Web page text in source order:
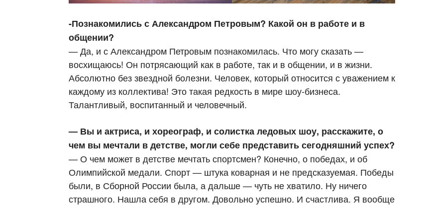
-Познакомились с Александром Петровым? Какой он в работе и в
общении?
— Да, и с Александром Петровым познакомилась. Что могу сказать —
восхищаюсь! Он потрясающий как в работе, так и в общении, и в жизни.
Абсолютно без звездной болезни. Человек, который относится с уважением к
каждому из коллектива! Это такая редкость в мире шоу-бизнеса.
Талантливый, воспитанный и человечный.
— Вы и актриса, и хореограф, и солистка ледовых шоу, расскажите, о
чем вы мечтали в детстве, могли себе представить сегодняшний успех?
— О чем может в детстве мечтать спортсмен? Конечно, о победах, и об
Олимпийской медали. Спорт — штука коварная и не предсказуемая. Победы
были, в Сборной России была, а дальше — чуть не хватило. Ну ничего
страшного. Нашла себя в другом. Довольно успешно. И счастлива. Я вообще